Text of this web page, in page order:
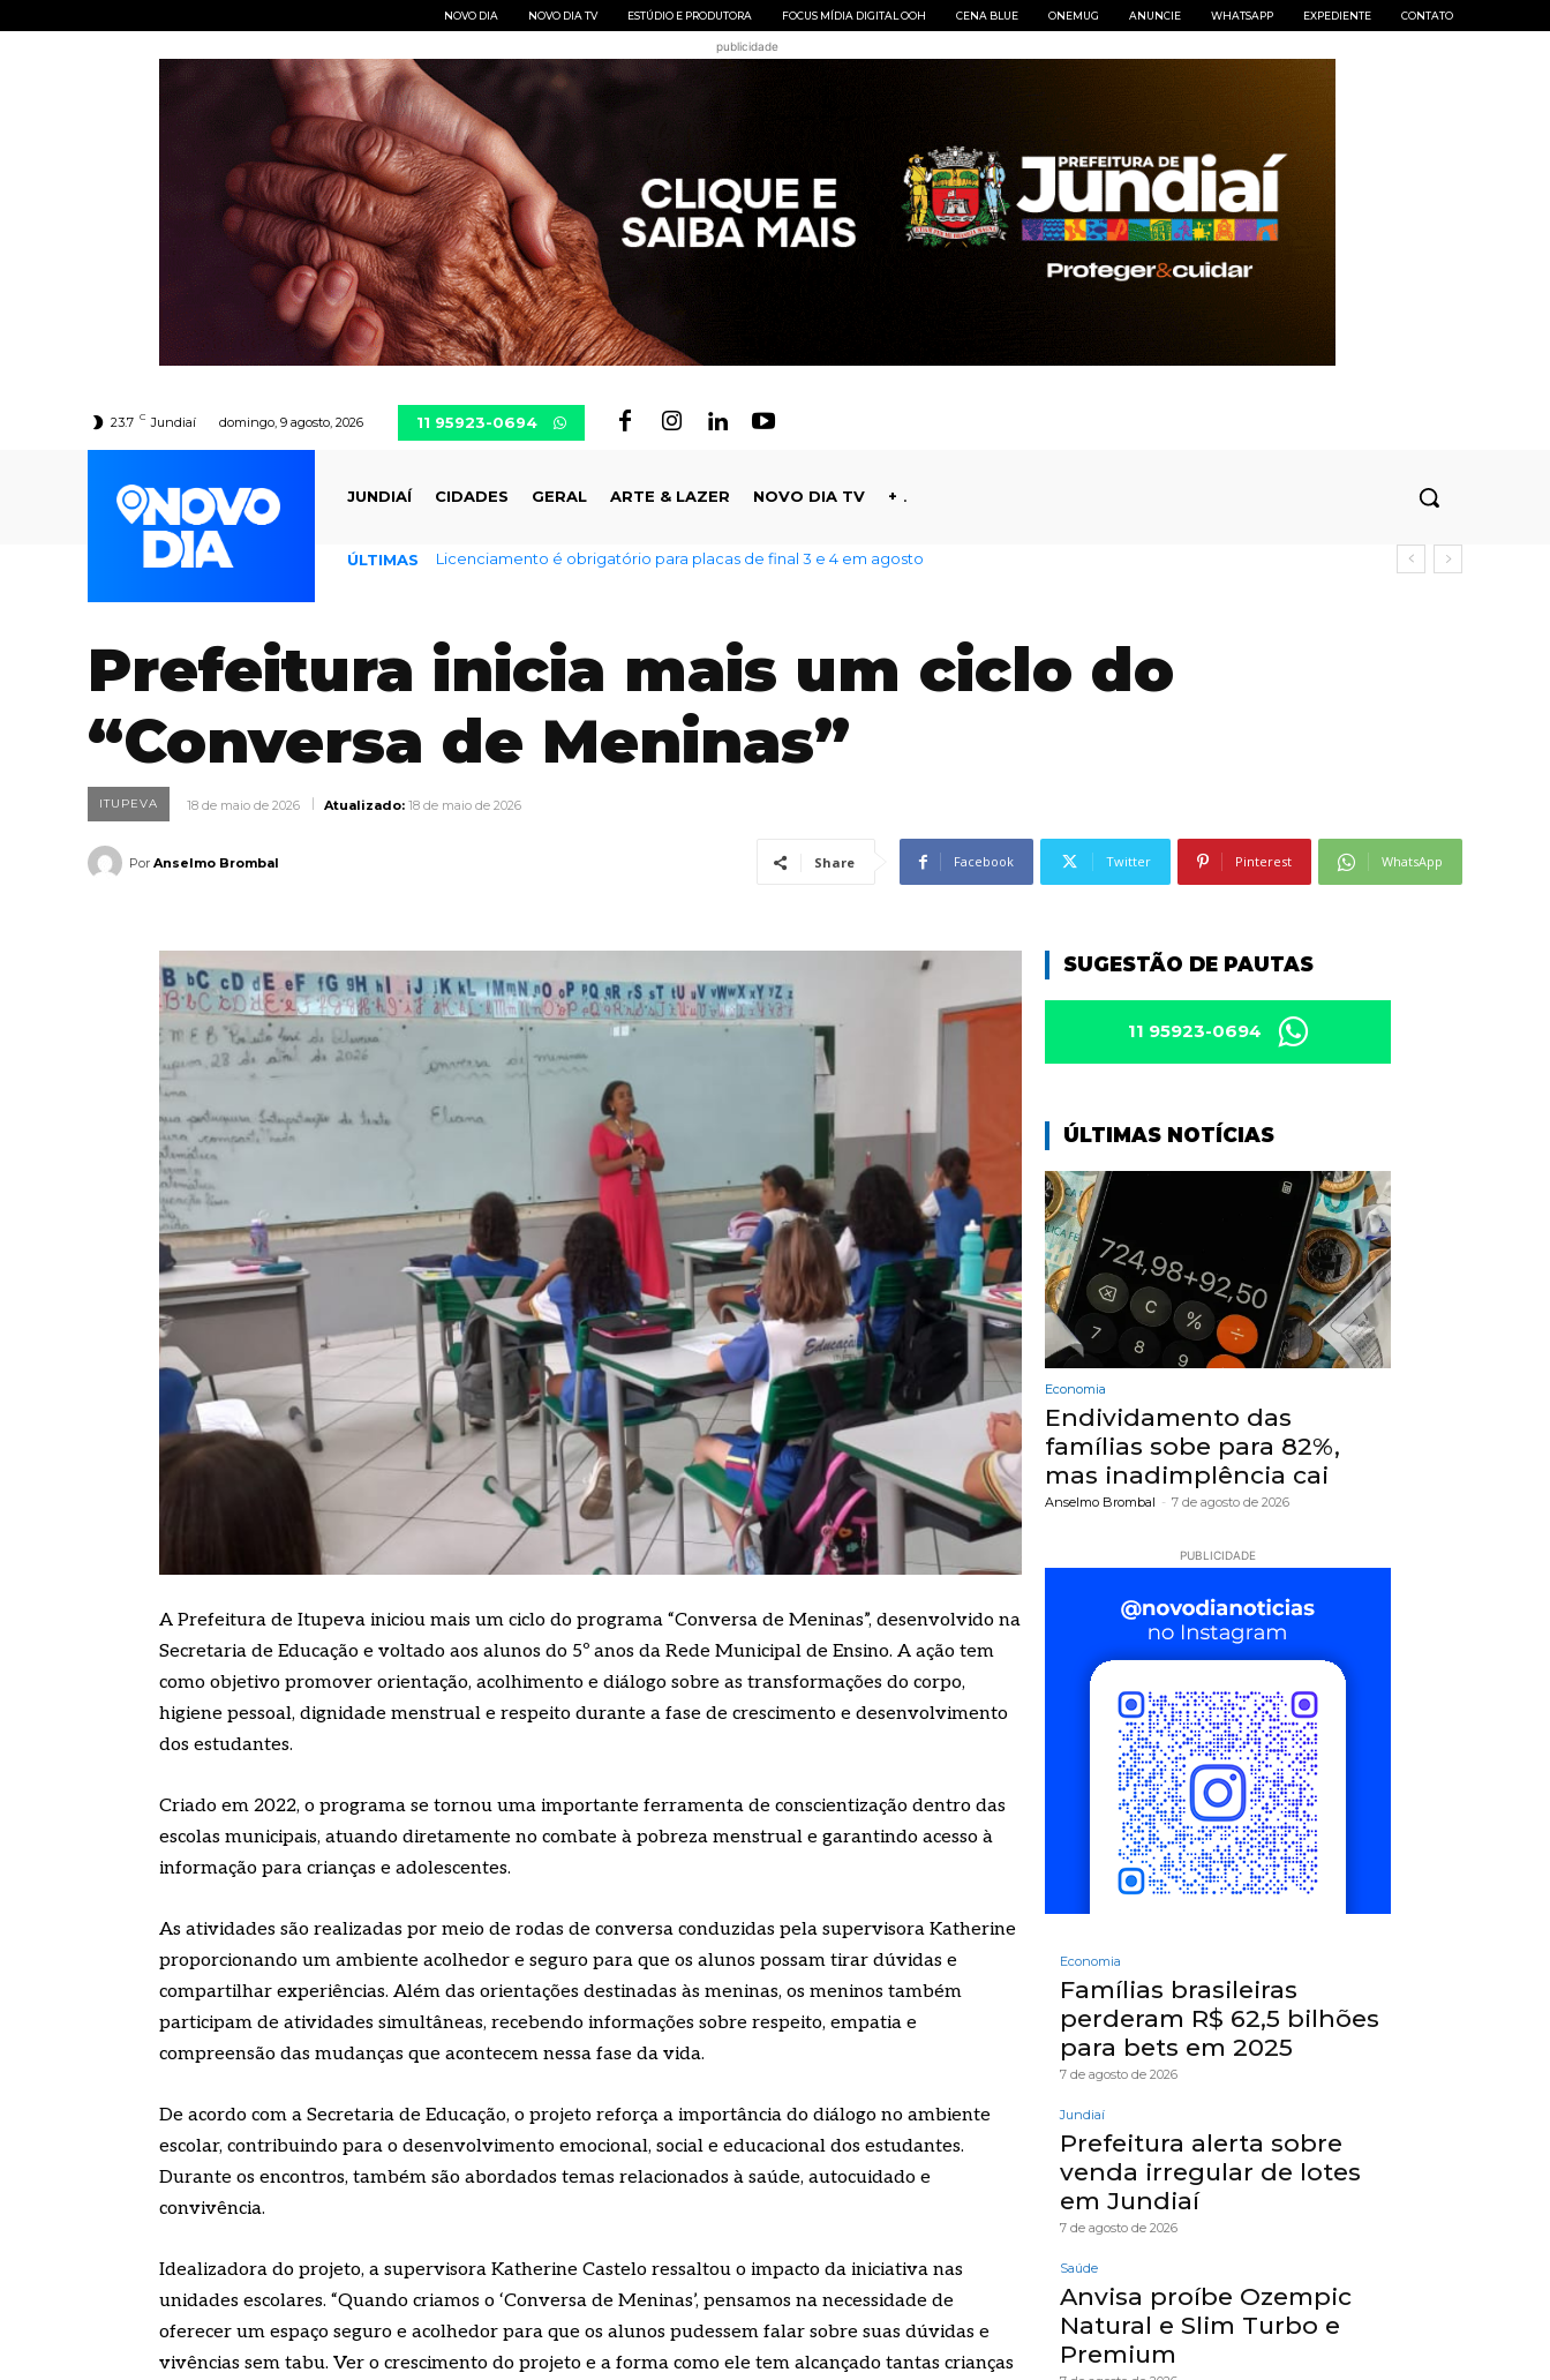
NOVO DIA NOVO DIA TV ESTÚDIO E PRODUTORA FOCUS MÍDIA DIGITAL OOH CENA BLUE ONEMUG ANUNCIE WHATSAPP EXPEDIENTE CONTATO
publicidade
23.7 C Jundiaí domingo, 9 agosto, 2026 11 95923-0694
JUNDIAÍ CIDADES GERAL ARTE & LAZER NOVO DIA TV +
ÚLTIMAS Endividamento das famílias sobe para 82%, mas inadimplência cai
Prefeitura inicia mais um ciclo do
“Conversa de Meninas”
ITUPEVA 18 de maio de 2026 Atualizado: 18 de maio de 2026
Por Anselmo Brombal Share Facebook Twitter Pinterest WhatsApp
A Prefeitura de Itupeva iniciou mais um ciclo do programa “Conversa de Meninas”, desenvolvido na
Secretaria de Educação e voltado aos alunos do 5º anos da Rede Municipal de Ensino. A ação tem
como objetivo promover orientação, acolhimento e diálogo sobre as transformações do corpo,
higiene pessoal, dignidade menstrual e respeito durante a fase de crescimento e desenvolvimento
dos estudantes.
Criado em 2022, o programa se tornou uma importante ferramenta de conscientização dentro das
escolas municipais, atuando diretamente no combate à pobreza menstrual e garantindo acesso à
informação para crianças e adolescentes.
As atividades são realizadas por meio de rodas de conversa conduzidas pela supervisora Katherine
proporcionando um ambiente acolhedor e seguro para que os alunos possam tirar dúvidas e
compartilhar experiências. Além das orientações destinadas às meninas, os meninos também
participam de atividades simultâneas, recebendo informações sobre respeito, empatia e
compreensão das mudanças que acontecem nessa fase da vida.
De acordo com a Secretaria de Educação, o projeto reforça a importância do diálogo no ambiente
escolar, contribuindo para o desenvolvimento emocional, social e educacional dos estudantes.
Durante os encontros, também são abordados temas relacionados à saúde, autocuidado e
convivência.
Idealizadora do projeto, a supervisora Katherine Castelo ressaltou o impacto da iniciativa nas
unidades escolares. “Quando criamos o ‘Conversa de Meninas’, pensamos na necessidade de
oferecer um espaço seguro e acolhedor para que os alunos pudessem falar sobre suas dúvidas e
vivências sem tabu. Ver o crescimento do projeto e a forma como ele tem alcançado tantas crianças
SUGESTÃO DE PAUTAS
11 95923-0694
ÚLTIMAS NOTÍCIAS
Economia
Endividamento das
famílias sobe para 82%,
mas inadimplência cai
Anselmo Brombal - 7 de agosto de 2026
PUBLICIDADE
Economia
Famílias brasileiras
perderam R$ 62,5 bilhões
para bets em 2025
7 de agosto de 2026
Jundiaí
Prefeitura alerta sobre
venda irregular de lotes
em Jundiaí
7 de agosto de 2026
Saúde
Anvisa proíbe Ozempic
Natural e Slim Turbo e
Premium